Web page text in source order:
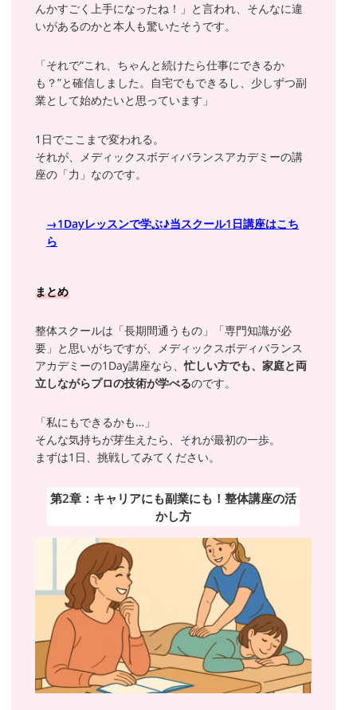
んかすごく上手になったね！」と言われ、そんなに違
いがあるのかと本人も驚いたそうです。
「それで“これ、ちゃんと続けたら仕事にできるか
も？”と確信しました。自宅でもできるし、少しずつ副
業として始めたいと思っています」
1日でここまで変われる。
それが、メディックスボディバランスアカデミーの講
座の「力」なのです。
→1Dayレッスンで学ぶ♪当スクール1日講座はこち
ら
まとめ
整体スクールは「長期間通うもの」「専門知識が必
要」と思いがちですが、メディックスボディバランス
アカデミーの1Day講座なら、忙しい方でも、家庭と両
立しながらプロの技術が学べるのです。
「私にもできるかも…」
そんな気持ちが芽生えたら、それが最初の一歩。
まずは1日、挑戦してみてください。
第2章：キャリアにも副業にも！整体講座の活
かし方